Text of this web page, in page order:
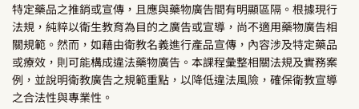
特定藥品之推銷或宣傳，且應與藥物廣告間有明顯區隔。根據現行
法規，純粹以衛生教育為目的之廣告或宣導，尚不適用藥物廣告相
關規範。然而，如藉由衛教名義進行產品宣傳，內容涉及特定藥品
或療效，則可能構成違法藥物廣告。本課程彙整相關法規及實務案
例，並說明衛教廣告之規範重點，以降低違法風險，確保衛教宣導
之合法性與專業性。